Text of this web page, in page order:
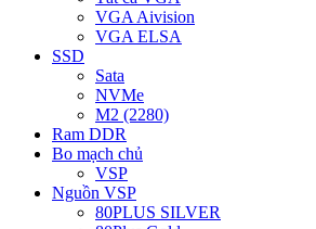
VGA Aivision
VGA ELSA
SSD
Sata
NVMe
M2 (2280)
Ram DDR
Bo mạch chủ
VSP
Nguồn VSP
80PLUS SILVER